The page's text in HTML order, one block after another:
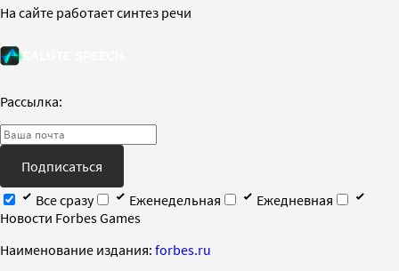
На сайте работает синтез речи
Рассылка:
Подписаться
Все сразу
Еженедельная
Ежедневная
Новости Forbes Games
Наименование издания: forbes.ru